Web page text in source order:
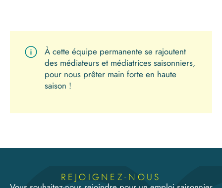
À cette équipe permanente se rajoutent
des médiateurs et médiatrices saisonniers,
pour nous prêter main forte en haute
saison !
REJOIGNEZ-NOUS